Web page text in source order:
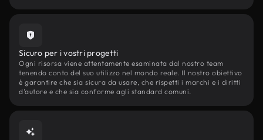
Sicuro per i vostri progetti
Ogni risorsa viene attentamente esaminata dal nostro team
tenendo conto del suo utilizzo nel mondo reale. Il nostro obiettivo
è garantire che sia sicura da usare, che rispetti i marchi e i diritti
d'autore e che sia conforme agli standard comuni.